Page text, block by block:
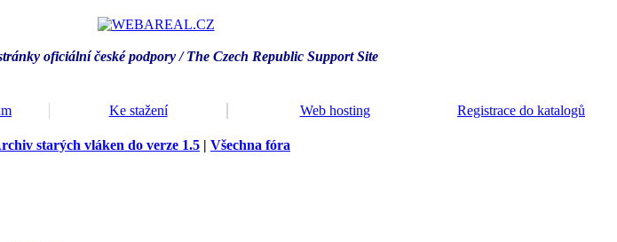
oficiální české podpory / The Czech Republic Support Site
Ke stažení Web hosting Registrace do katalogů
starých vláken do verze 1.5 | Všechna fóra